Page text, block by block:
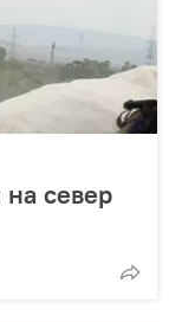
север